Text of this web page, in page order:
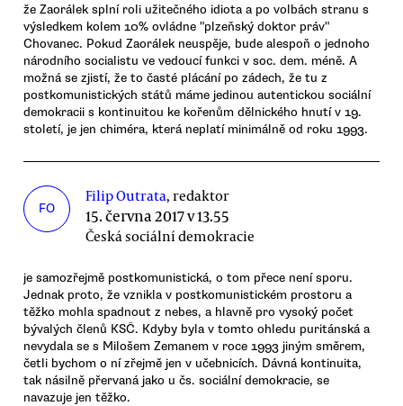
že Zaorálek splní roli užitečného idiota a po volbách stranu s
výsledkem kolem 10% ovládne "plzeňský doktor práv"
Chovanec. Pokud Zaorálek neuspěje, bude alespoň o jednoho
národního socialistu ve vedoucí funkci v soc. dem. méně. A
možná se zjistí, že to časté plácání po zádech, že tu z
postkomunistických států máme jedinou autentickou sociální
demokracii s kontinuitou ke kořenům dělnického hnutí v 19.
století, je jen chiméra, která neplatí minimálně od roku 1993.
FO
Filip Outrata, redaktor
15. června 2017 v 13.55
Česká sociální demokracie
je samozřejmě postkomunistická, o tom přece není sporu.
Jednak proto, že vznikla v postkomunistickém prostoru a
těžko mohla spadnout z nebes, a hlavně pro vysoký počet
bývalých členů KSČ. Kdyby byla v tomto ohledu puritánská a
nevydala se s Milošem Zemanem v roce 1993 jiným směrem,
četli bychom o ní zřejmě jen v učebnicích. Dávná kontinuita,
tak násilně přervaná jako u čs. sociální demokracie, se
navazuje jen těžko.